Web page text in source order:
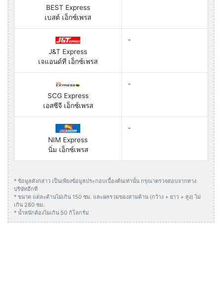
BEST Express
เบสต์ เอ็กซ์เพรส
J&T Express
เจแอนด์ที เอ็กซ์เพรส
-
SCG Express
เอสซีจี เอ็กซ์เพรส
-
NIM Express
นิ่ม เอ็กซ์เพรส
-
* ข้อมูลดังกล่าว เป็นเพียงข้อมูลประกอบเบื้องต้นเท่านั้น กรุณาตรวจสอบจากทาง
บริษัทอีกที
* ขนาด แต่ละด้านไม่เกิน 150 ซม. และผลรวมของสามด้าน (กว้าง + ยาว + สูง) ไม่
เกิน 280 ซม.
* น้ำหนักต้องไมเกิน 50 กิโลกรัม